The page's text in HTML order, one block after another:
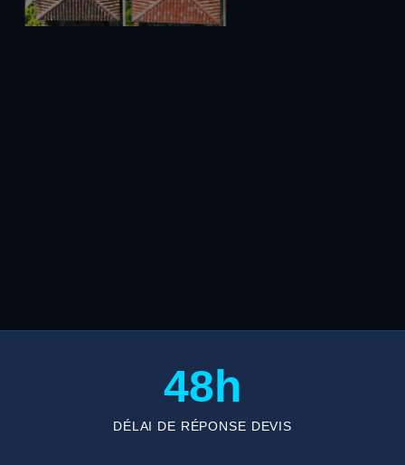
48h
DÉLAI DE RÉPONSE DEVIS